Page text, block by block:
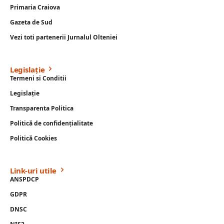
Primaria Craiova
Gazeta de Sud
Vezi toti partenerii Jurnalul Olteniei
Legislație
Termeni si Conditii
Legislație
Transparenta Politica
Politică de confidențialitate
Politică Cookies
Link-uri utile
ANSPDCP
GDPR
DNSC